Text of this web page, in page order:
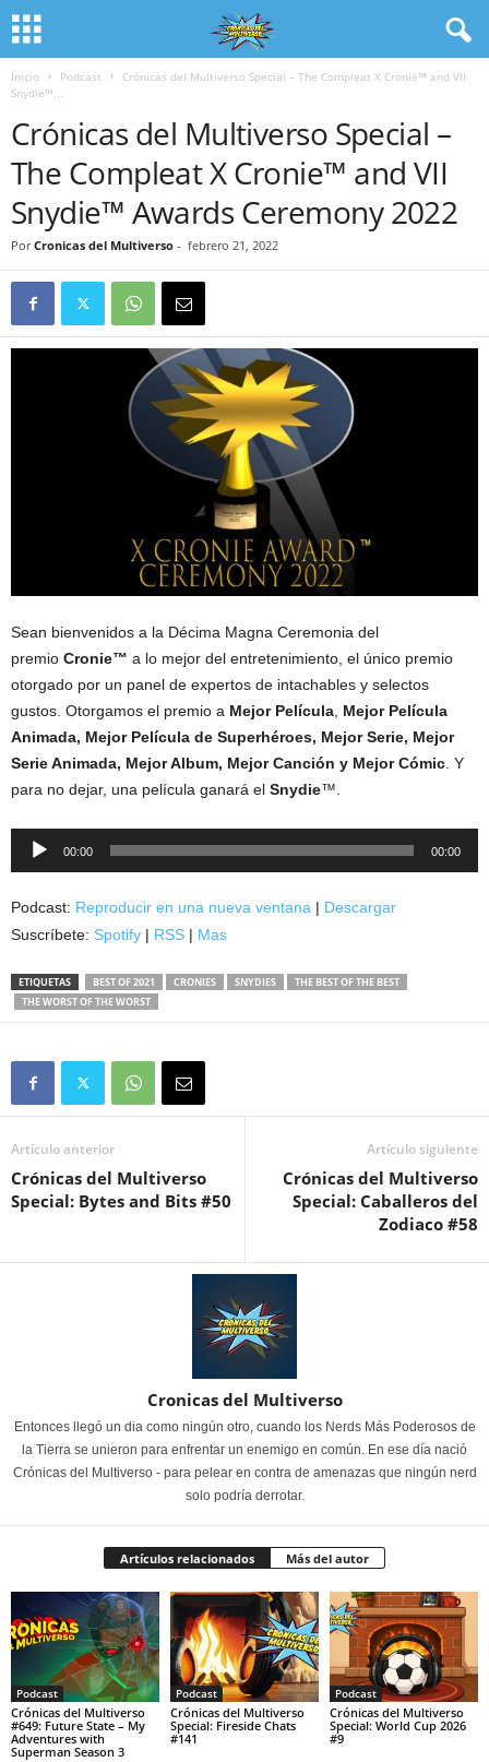
Inicio Podcast
Crónicas del Multiverso Special – The Compleat X Cronie™ and VII
Snydie™...
Crónicas del Multiverso Special –
The Compleat X Cronie™ and VII
Snydie™ Awards Ceremony 2022
Por Cronicas del Multiverso - febrero 21, 2022
Sean bienvenidos a la Décima Magna Ceremonia del
premio Cronie™ a lo mejor del entretenimiento, el único premio
otorgado por un panel de expertos de intachables y selectos
gustos. Otorgamos el premio a Mejor Película Mejor Película
Animada, Mejor Película de Superhéroes, Mejor Serie, Mejor
Serie Animada, Mejor Album, Mejor Canción y Mejor Cómic . Y
para no dejar, una película ganará el Snydie™.
Reproductor
00:00 00:00
Podcast: Reproducir en una nueva ventana | Descargar
Suscríbete: Spotify | RSS | Mas
ETIQUETAS BEST OF 2021 CRONIES SNYDIES
THE BEST OF THE BEST
THE WORST OF THE WORST
Artículo anterior
Crónicas del Multiverso
Special: Bytes and Bits #50
Artículo siguiente
Crónicas del Multiverso
Special: Caballeros del
Zodiaco #58
Cronicas del Multiverso
Entonces llegó un dia como ningún otro, cuando los Nerds Más Poderosos de
la Tierra se unieron para enfrentar un enemigo en común. En ese día nació
Crónicas del Multiverso - para pelear en contra de amenazas que ningún nerd
solo podría derrotar.
Artículos relacionados Más del autor
Podcast
Crónicas del Multiverso
#649: Future State – My
Adventures with
Superman Season 3
Podcast
Crónicas del Multiverso
Special: Fireside Chats
#141
Podcast
Crónicas del Multiverso
Special: World Cup 2026
#9